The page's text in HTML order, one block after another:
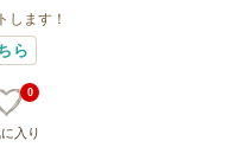
します！
ら
入り
0